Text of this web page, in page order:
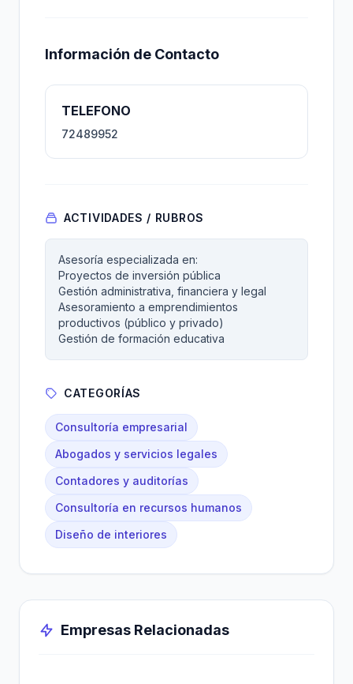
Información de Contacto
TELEFONO
72489952
ACTIVIDADES / RUBROS
Asesoría especializada en:
Proyectos de inversión pública
Gestión administrativa, financiera y legal
Asesoramiento a emprendimientos
productivos (público y privado)
Gestión de formación educativa
CATEGORÍAS
Consultoría empresarial
Abogados y servicios legales
Contadores y auditorías
Consultoría en recursos humanos
Diseño de interiores
Empresas Relacionadas